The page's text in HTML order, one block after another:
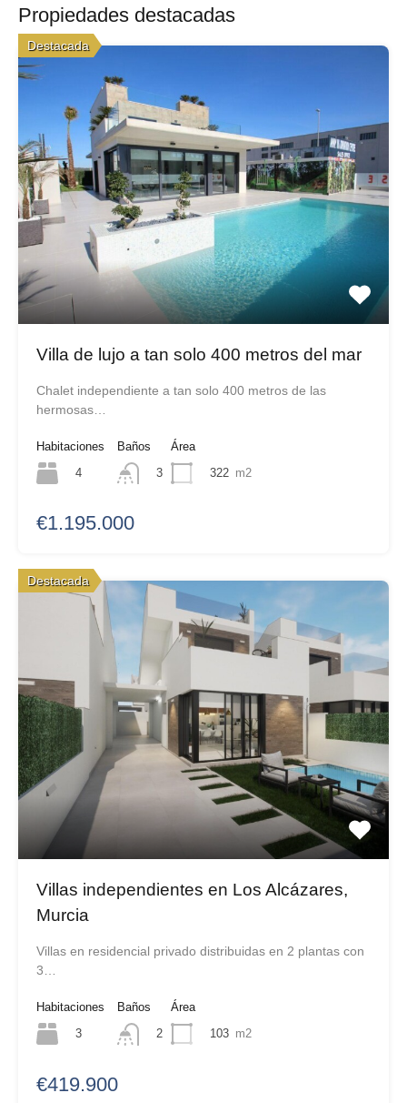
Propiedades destacadas
Destacada
Villa de lujo a tan solo 400 metros del mar
Chalet independiente a tan solo 400 metros de las
hermosas…
Habitaciones
4
Baños
3
Área
322 m2
€1.195.000
Destacada
Villas independientes en Los Alcázares,
Murcia
Villas en residencial privado distribuidas en 2 plantas con
3…
Habitaciones
3
Baños
2
Área
103 m2
€419.900